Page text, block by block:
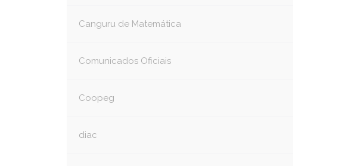
Canguru de Matemática
Comunicados Oficiais
Coopeg
diac